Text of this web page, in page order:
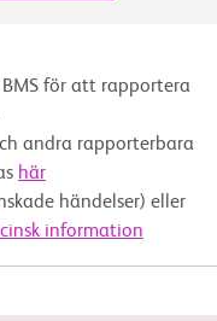
för att rapportera
andra rapporterbara
här
händelser) eller
information